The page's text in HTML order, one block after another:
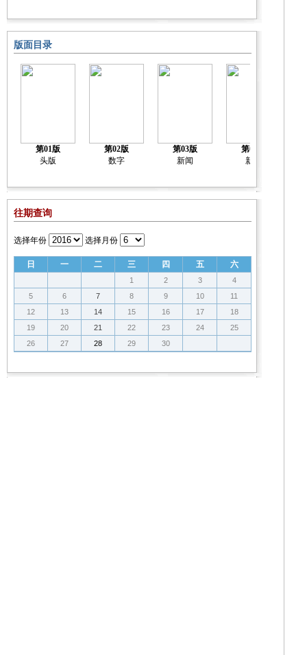
版面目录
第01版
头版
第02版
数字
第03版
新闻
第04版
新闻
往期查询
选择年份 选择月份
日 一 二 三 四 五 六
1 2 3
4
5
6 7 8 9 10
11
12
13 14 15 16 17
18
19
20 21 22 23 24
25
26
27 28 29 30